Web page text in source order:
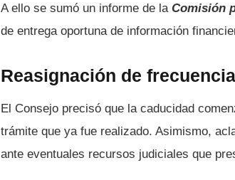
A ello se sumó un informe de la Comisión
de entrega oportuna de información
Reasignación de
El Consejo precisó que la caducidad
trámite que ya fue realizado. Asimismo,
ante eventuales recursos judiciales que